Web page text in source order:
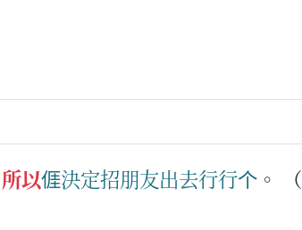
所以𠊎決定招朋友出去行行个 。